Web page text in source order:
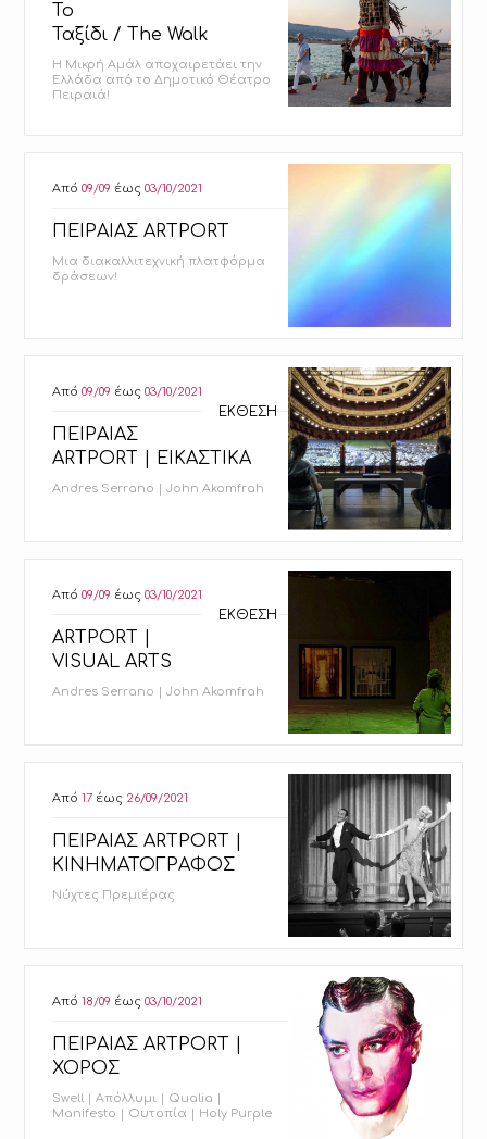
Το
Ταξίδι / The Walk
H Μικρή Αμάλ αποχαιρετάει την
Ελλάδα από το Δημοτικό Θέατρο
Πειραιά!
Από09/09 έως03/10/2021
ΠΕΙΡΑΙΑΣ ARTPORT
Μια διακαλλιτεχνική πλατφόρμα
δράσεων!
Από09/09 έως03/10/2021
ΕΚΘΕΣΗ
ΠΕΙΡΑΙΑΣ
ARTPORT | ΕΙΚΑΣΤΙΚΑ
Andres Serrano | John Akomfrah
Από09/09 έως03/10/2021
ΕΚΘΕΣΗ
ARTPORT |
VISUAL ARTS
Andres Serrano | John Akomfrah
Από17 έως 26/09/2021
ΠΕΙΡΑΙΑΣ ARTPORT |
ΚΙΝΗΜΑΤΟΓΡΑΦΟΣ
Νύχτες Πρεμιέρας
Από18/09 έως03/10/2021
ΠΕΙΡΑΙΑΣ ARTPORT |
ΧΟΡΟΣ
Swell | Απόλλυµι | Qualia |
Manifesto | Ουτοπία | Holy Purple